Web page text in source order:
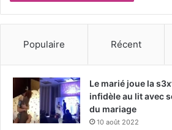
Populaire Récent
Le marié joue la
infidèle au lit avec
du mariage
10 août 2022